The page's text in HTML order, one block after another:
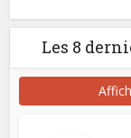
Les 8